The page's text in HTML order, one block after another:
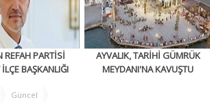
REFAH PARTİSİ
BAŞKANLIĞI
AÇILIYOR!
AYVALIK, TARİHİ GÜMRÜK
MEYDANI'NA KAVUŞTU
Güncel